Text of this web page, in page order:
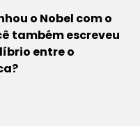
o Nobel com o
também escreveu
entre o